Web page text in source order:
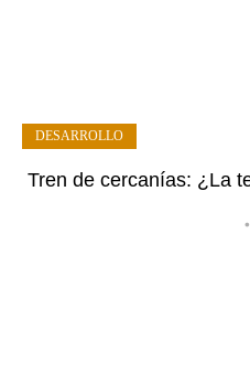
Tren de cercanías: ¿La
•
DESARROLLO